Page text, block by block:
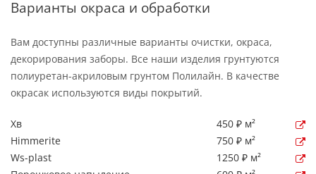
Варианты окраса и обработки
Вам доступны различные варианты очистки, окраса,
декорирования заборы. Все наши изделия грунтуются
полиуретан-акриловым грунтом Полилайн. В качестве
окрасак используются виды покрытий.
Хв
450 ₽ м²
Himmerite
750 ₽ м²
Ws-plast
1250 ₽ м²